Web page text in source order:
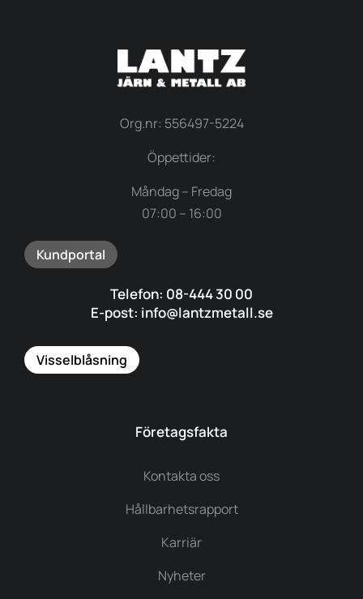
Org.nr: 556497-5224
Öppettider:
Måndag – Fredag
07:00 – 16:00
Kundportal
Telefon: 08-444 30 00
E-post: info@lantzmetall.se
Visselblåsning
Företagsfakta
Kontakta oss
Hållbarhetsrapport
Karriär
Nyheter